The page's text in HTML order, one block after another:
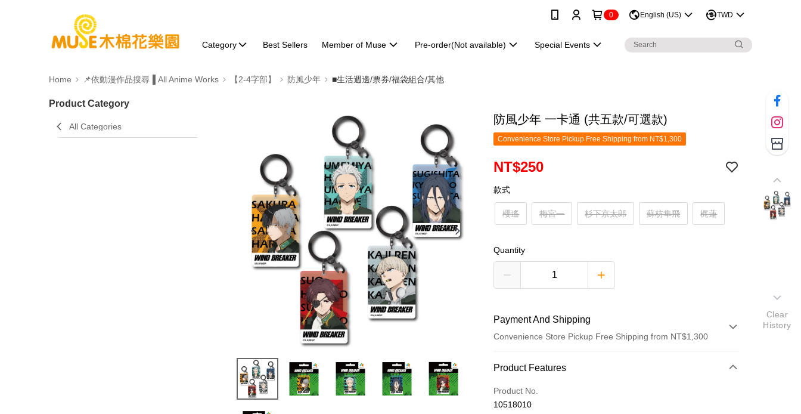
0 English (US) TWD
Category Best Sellers Member of Muse Pre-order(Not available) Special Events
Home 📌依動漫作品搜尋▐ All Anime Works 【2-4字部】 防風少年 ■生活週邊/票券/福袋組合/其他
Product Category
All Categories
防風少年 一卡通 (共五款/可選款)
Convenience Store Pickup Free Shipping from NT$1,300
NT$250
款式
櫻遙 梅宮一 杉下京太郎 蘇枋隼飛 梶蓮
Quantity
Payment And Shipping
Convenience Store Pickup Free Shipping from NT$1,300
Payment Method
Credit Card (Full Payment)
Convenience Store Pickup and Pay
Product Features
Product No.
10518010
Clear
History